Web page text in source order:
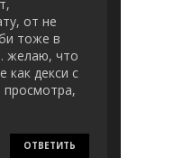
от не
тоже в
желаю, что
как декси с
просмотра,
ОТВЕТИТЬ